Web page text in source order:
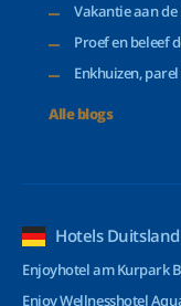
Vakantie aan de
Proef en beleef
Enkhuizen,
Alle blogs
Hotels Duitsland
Enjoyhotel am Kurpark
Enjoy Wellnesshotel